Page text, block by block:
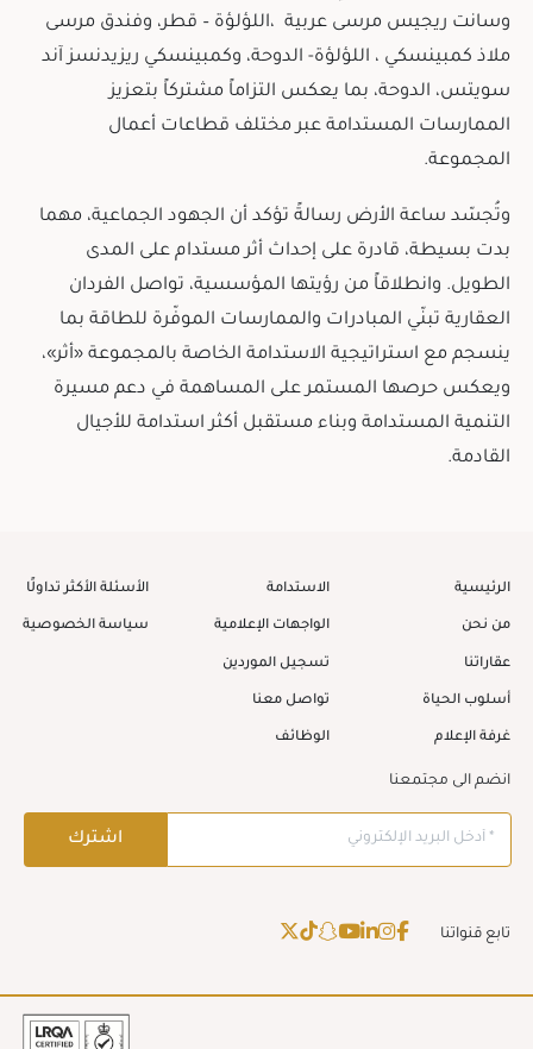
وسانت ريجيس مرسى عربية ،اللؤلؤة – قطر، وفندق مرسى
ملاذ كمبينسكي ، اللؤلؤة- الدوحة، وكمبينسكي ريزيدنسز آند
سويتس، الدوحة، بما يعكس التزاماً مشتركاً بتعزيز
الممارسات المستدامة عبر مختلف قطاعات أعمال
المجموعة.
وتُجسّد ساعة الأرض رسالةً تؤكد أن الجهود الجماعية، مهما
بدت بسيطة، قادرة على إحداث أثر مستدام على المدى
الطويل. وانطلاقاً من رؤيتها المؤسسية، تواصل الفردان
العقارية تبنّي المبادرات والممارسات الموفّرة للطاقة بما
ينسجم مع استراتيجية الاستدامة الخاصة بالمجموعة «أثر»،
ويعكس حرصها المستمر على المساهمة في دعم مسيرة
التنمية المستدامة وبناء مستقبل أكثر استدامة للأجيال
القادمة.
الرئيسية
من نحن
عقاراتنا
أسلوب الحياة
غرفة الإعلام
الاستدامة
الواجهات الإعلامية
تسجيل الموردين
تواصل معنا
الوظائف
الأسئلة الأكثر تداولًا
سياسة الخصوصية
انضم الى مجتمعنا
تابع قنواتنا